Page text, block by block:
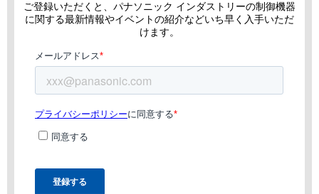
ご登録いただくと、パナソニック インダストリーの制御機器
に関する最新情報やイベントの紹介などいち早く入手いただ
けます。